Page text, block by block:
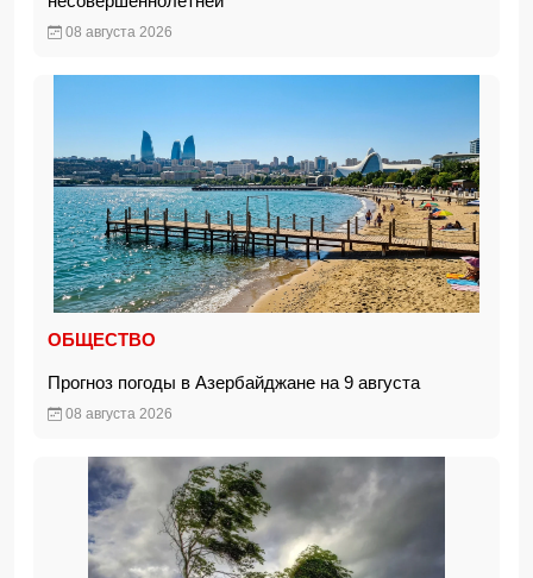
08 августа 2026
ОБЩЕСТВО
Прогноз погоды в Азербайджане на 9 августа
08 августа 2026